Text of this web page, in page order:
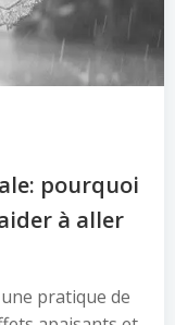
pourquoi
à aller
pratique de